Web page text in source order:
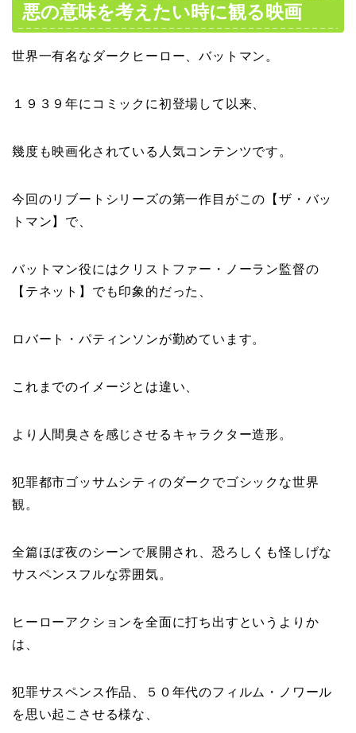
悪の意味を考えたい時に観る映画
世界一有名なダークヒーロー、バットマン。
１９３９年にコミックに初登場して以来、
幾度も映画化されている人気コンテンツです。
今回のリブートシリーズの第一作目がこの【ザ・バッ
トマン】で、
バットマン役にはクリストファー・ノーラン監督の
【テネット】でも印象的だった、
ロバート・パティンソンが勤めています。
これまでのイメージとは違い、
より人間臭さを感じさせるキャラクター造形。
犯罪都市ゴッサムシティのダークでゴシックな世界
観。
全篇ほぼ夜のシーンで展開され、恐ろしくも怪しげな
サスペンスフルな雰囲気。
ヒーローアクションを全面に打ち出すというよりか
は、
犯罪サスペンス作品、５０年代のフィルム・ノワール
を思い起こさせる様な、